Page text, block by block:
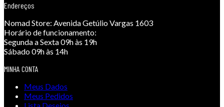
Endereços
Nomad Store: Avenida Getúlio Vargas 1603
Horário de funcionamento:
Segunda a Sexta 09h às 19h
Sábado 09h às 14h
MINHA CONTA
Meus Dados
Meus Pedidos